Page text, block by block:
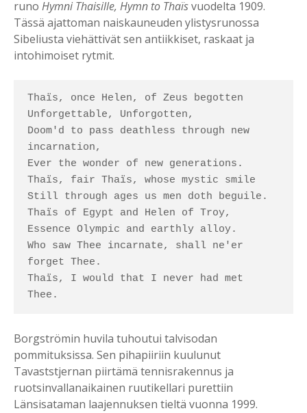
runo Hymni Thaisille, Hymn to Thaïsvuodelta 1909.
Tässä ajattoman naiskauneuden ylistysrunossa
Sibeliusta viehättivät sen antiikkiset, raskaat ja
intohimoiset rytmit.
Thaïs, once Helen, of Zeus begotten
Unforgettable, Unforgotten,
Doom'd to pass deathless through new
incarnation,
Ever the wonder of new generations.
Thaïs, fair Thaïs, whose mystic smile
Still through ages us men doth beguile.
Thaïs of Egypt and Helen of Troy,
Essence Olympic and earthly alloy.
Who saw Thee incarnate, shall ne'er
forget Thee.
Thaïs, I would that I never had met
Borgströmin huvila tuhoutui talvisodan
pommituksissa. Sen pihapiiriin kuulunut
Tavaststjernan piirtämä tennisrakennus ja
ruotsinvallanaikainen ruutikellari purettiin
Länsisataman laajennuksen tieltä vuonna 1999.